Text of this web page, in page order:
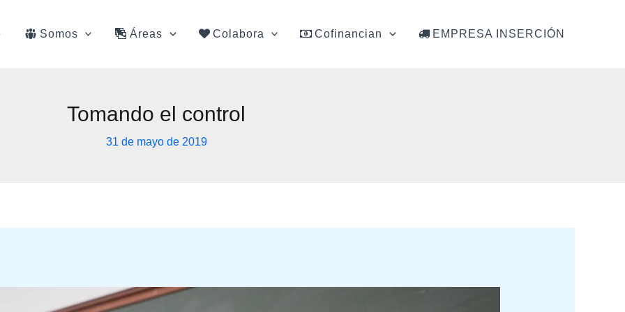
Somos Áreas Colabora Cofinancian EMPRESA INSERCIÓN
Tomando el control
31 de mayo de 2019